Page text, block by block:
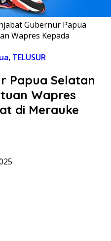
Gubernur Papua
Wapres Kepada
, TELUSUR
Papua Selatan
Wapres
di Merauke